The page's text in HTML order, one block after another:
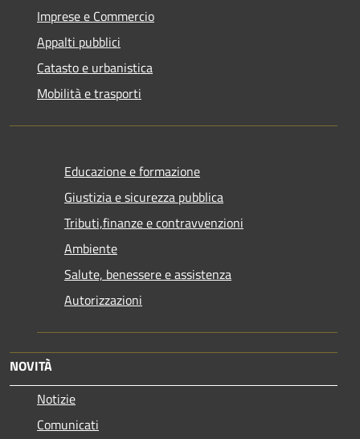
Imprese e Commercio
Appalti pubblici
Catasto e urbanistica
Mobilità e trasporti
Educazione e formazione
Giustizia e sicurezza pubblica
Tributi,finanze e contravvenzioni
Ambiente
Salute, benessere e assistenza
Autorizzazioni
NOVITÀ
Notizie
Comunicati